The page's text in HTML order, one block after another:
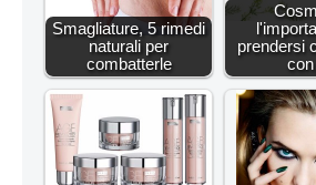
Smagliature, 5 rimedi
naturali per
combatterle
prendersi